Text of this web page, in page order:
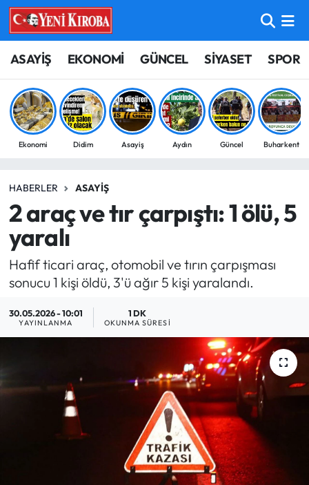
ASAYİŞ EKONOMİ GÜNCEL SİYASET SPOR
Ekonomi Didim Asayiş Aydın Güncel Buharkent
HABERLER ASAYIŞ
2 araç ve tır çarpıştı: 1 ölü, 5
yaralı
Hafif ticari araç, otomobil ve tırın çarpışması
sonucu 1 kişi öldü, 3'ü ağır 5 kişi yaralandı.
30.05.2026 - 10:01
YAYINLANMA
1 DK
OKUNMA SÜRESI
ASAYİŞ
BİLİM-TEKNOLOJİ
ÇEVRE
EĞİTİM
EKONOMİ
GÜNCEL
MAGAZİN
SİYASET
SPOR
Aydın Nöbetçi Eczaneler
Aydın Hava Durumu
Aydin Namaz Vakitleri
Süper Lig Puan Durumu ve Fikstür
Tüm Manşetler
Son Dakika Haberleri